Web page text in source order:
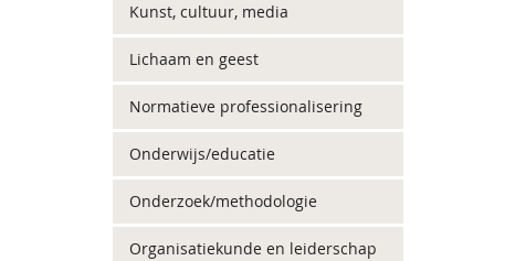
Kunst, cultuur, media
Lichaam en geest
Normatieve professionalisering
Onderwijs/educatie
Onderzoek/methodologie
Organisatiekunde en leiderschap